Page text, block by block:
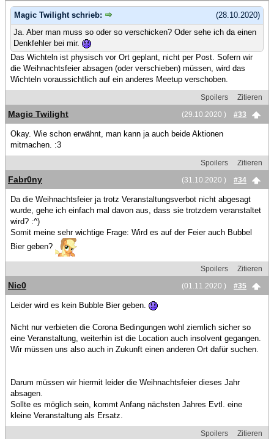
(28.10.2020)
Magic Twilight schrieb:
Ja. Aber man muss so oder so verschicken? Oder sehe ich da einen
Denkfehler bei mir.
Das Wichteln ist physisch vor Ort geplant, nicht per Post. Sofern wir
die Weihnachtsfeier absagen (oder verschieben) müssen, wird das
Wichteln voraussichtlich auf ein anderes Meetup verschoben.
Spoilers
Zitieren
(29.10.2020 )
#33
Magic Twilight
Okay. Wie schon erwähnt, man kann ja auch beide Aktionen
mitmachen. :3
Spoilers
Zitieren
(31.10.2020 )
#34
Fabr0ny
Da die Weihnachtsfeier ja trotz Veranstaltungsverbot nicht abgesagt
wurde, gehe ich einfach mal davon aus, dass sie trotzdem veranstaltet
wird? :^)
Somit meine sehr wichtige Frage: Wird es auf der Feier auch Bubbel
Bier geben?
Spoilers
Zitieren
(01.11.2020 )
#35
Nic0
Leider wird es kein Bubble Bier geben.
Nicht nur verbieten die Corona Bedingungen wohl ziemlich sicher so
eine Veranstaltung, weiterhin ist die Location auch insolvent gegangen.
Wir müssen uns also auch in Zukunft einen anderen Ort dafür suchen.
Darum müssen wir hiermit leider die Weihnachtsfeier dieses Jahr
absagen.
Sollte es möglich sein, kommt Anfang nächsten Jahres Evtl. eine
kleine Veranstaltung als Ersatz.
Spoilers
Zitieren